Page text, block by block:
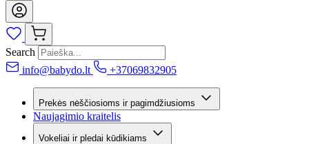
Search
info@babydo.lt
+37069832905
Prekės nėščiosioms ir pagimdžiusioms
Naujagimio kraitelis
Vokeliai ir pledai kūdikiams